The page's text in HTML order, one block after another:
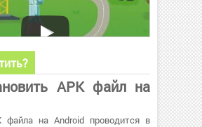
APK файл на
файла на Android проводится в